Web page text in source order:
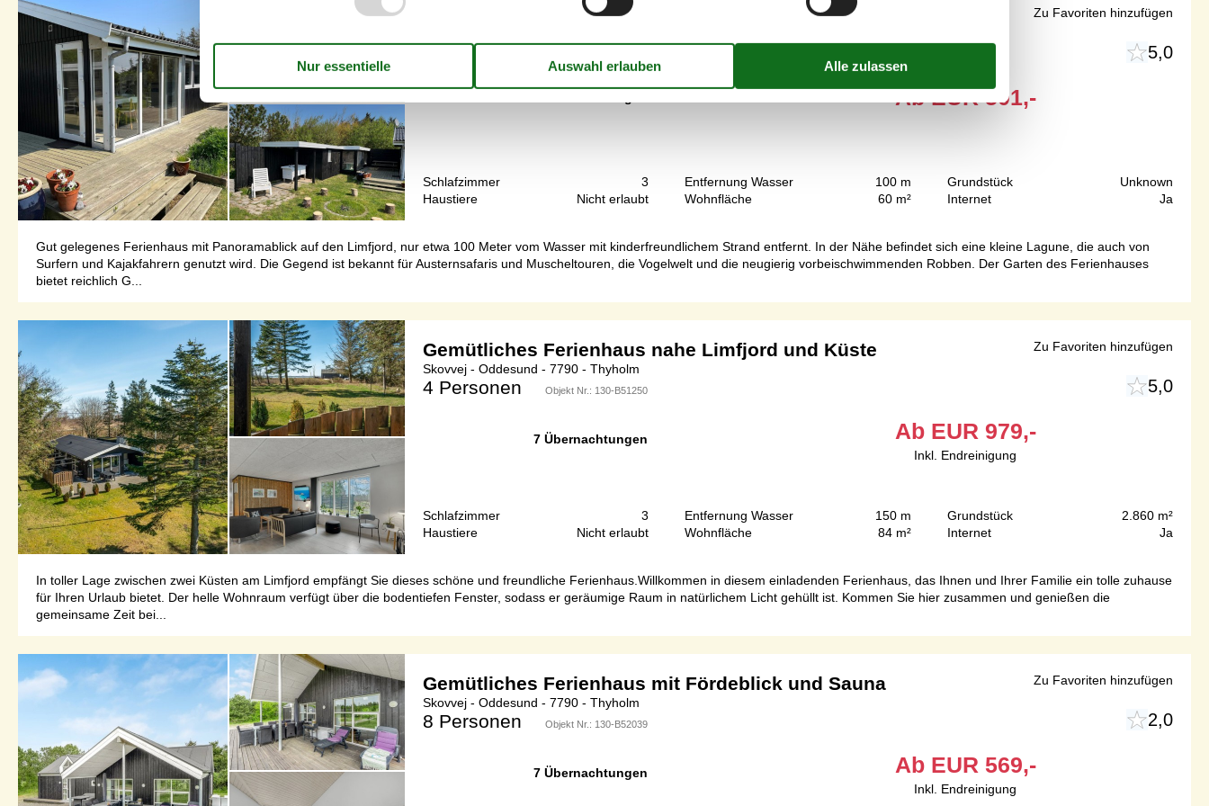
Ferienhaus mit Limfjordblick und Strandnähe
5,0
Ab EUR 501,-
Schlafzimmer
3
Haustiere
Nicht erlaubt
Entfernung Wasser
100 m
Wohnfläche
60 m²
Grundstück
Unknown
Internet
Ja
Gut gelegenes Ferienhaus mit Panoramablick auf den Limfjord, nur etwa 100 Meter vom Wasser mit kinderfreundlichem Strand entfernt. In der Nähe befindet sich eine kleine Lagune, die auch von
Surfern und Kajakfahrern genutzt wird. Die Gegend ist bekannt für Austernsafaris und Muscheltouren, die Vogelwelt und die neugierig vorbeischwimmenden Robben. Der Garten des Ferienhauses
bietet reichlich G...
Zu Favoriten hinzufügen
Gemütliches Ferienhaus nahe Limfjord und Küste
Skovvej - Oddesund - 7790 - Thyholm
4 Personen Objekt Nr.: 130-B51250 5,0
7 Übernachtungen Ab EUR 979,-
Inkl. Endreinigung
Schlafzimmer
3
Haustiere
Nicht erlaubt
Entfernung Wasser
150 m
Wohnfläche
84 m²
Grundstück
2.860 m²
Internet
Ja
In toller Lage zwischen zwei Küsten am Limfjord empfängt Sie dieses schöne und freundliche Ferienhaus.Willkommen in diesem einladenden Ferienhaus, das Ihnen und Ihrer Familie ein tolle zuhause
für Ihren Urlaub bietet. Der helle Wohnraum verfügt über die bodentiefen Fenster, sodass er geräumige Raum in natürlichem Licht gehüllt ist. Kommen Sie hier zusammen und genießen die
gemeinsame Zeit bei...
Zu Favoriten hinzufügen
Gemütliches Ferienhaus mit Fördeblick und Sauna
Skovvej - Oddesund - 7790 - Thyholm
8 Personen Objekt Nr.: 130-B52039 2,0
7 Übernachtungen Ab EUR 569,-
Inkl. Endreinigung
Zu Favoriten hinzufügen